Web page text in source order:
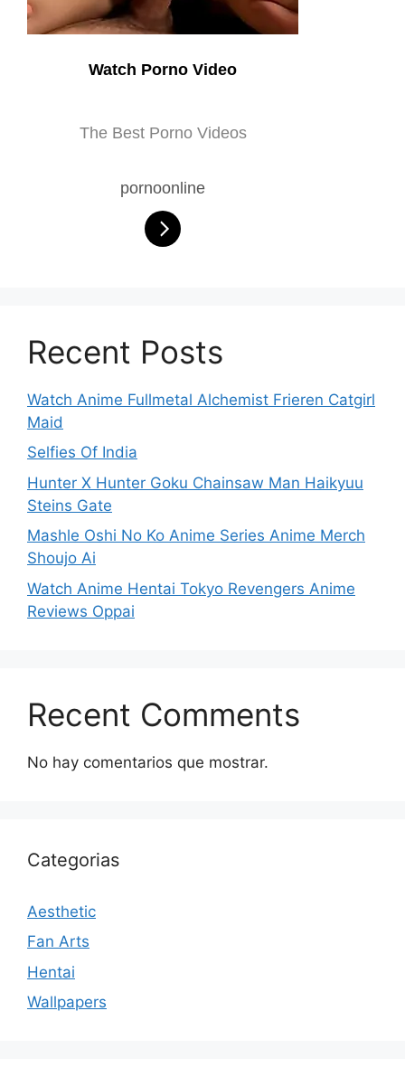
Watch Porno Video
The Best Porno Videos
pornoonline
Recent Posts
Watch Anime Fullmetal Alchemist Frieren Catgirl
Maid
Selfies Of India
Hunter X Hunter Goku Chainsaw Man Haikyuu
Steins Gate
Mashle Oshi No Ko Anime Series Anime Merch
Shoujo Ai
Watch Anime Hentai Tokyo Revengers Anime
Reviews Oppai
Recent Comments
No hay comentarios que mostrar.
Categorias
Aesthetic
Fan Arts
Hentai
Wallpapers